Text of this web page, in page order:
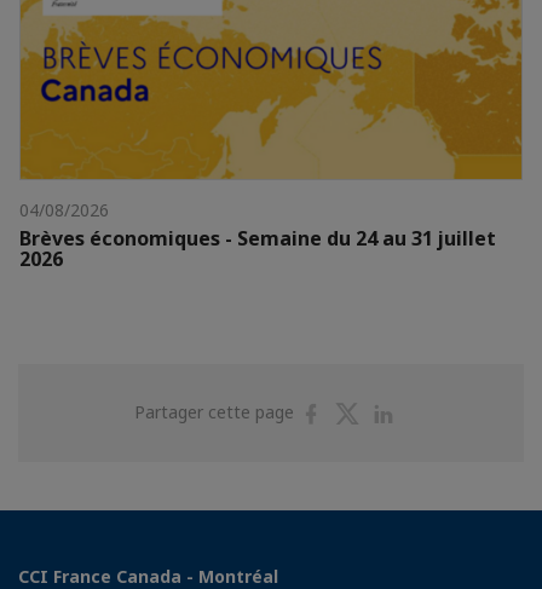
04/08/2026
Brèves économiques - Semaine du 24 au 31 juillet
2026
Partager cette page
PartagerPartager
CCI France Canada - Montréal